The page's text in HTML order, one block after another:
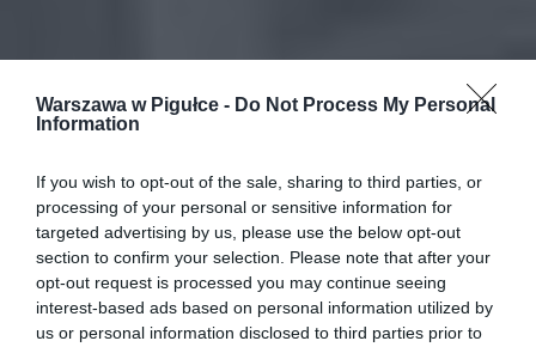
Warszawa w Pigułce - Do Not Process My Personal
Information
If you wish to opt-out of the sale, sharing to third parties, or
processing of your personal or sensitive information for
targeted advertising by us, please use the below opt-out
section to confirm your selection. Please note that after your
opt-out request is processed you may continue seeing
interest-based ads based on personal information utilized by
us or personal information disclosed to third parties prior to